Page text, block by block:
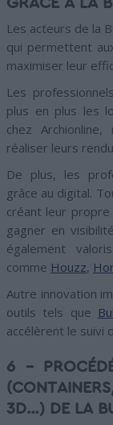
GRÂCE À LA
Les acteurs de la
qui permettent
maximiser leur
Les
plus en plus les
chez
réaliser leurs
De plus, les
grâce au digital.
créant leur
gagner en
également
comme Houzz,
Autre innovation
outils tels que
accélèrent le suivi
6 –
3D…) DE LA